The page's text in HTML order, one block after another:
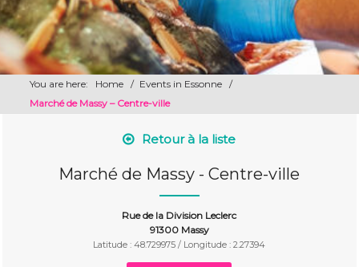
You are here: Home / Events in Essonne
/
Marché de Massy – Centre-ville
Retour à la liste
Marché de Massy - Centre-ville
Rue de la Division Leclerc
91300 Massy
Latitude : 48.729975 / Longitude : 2.27394